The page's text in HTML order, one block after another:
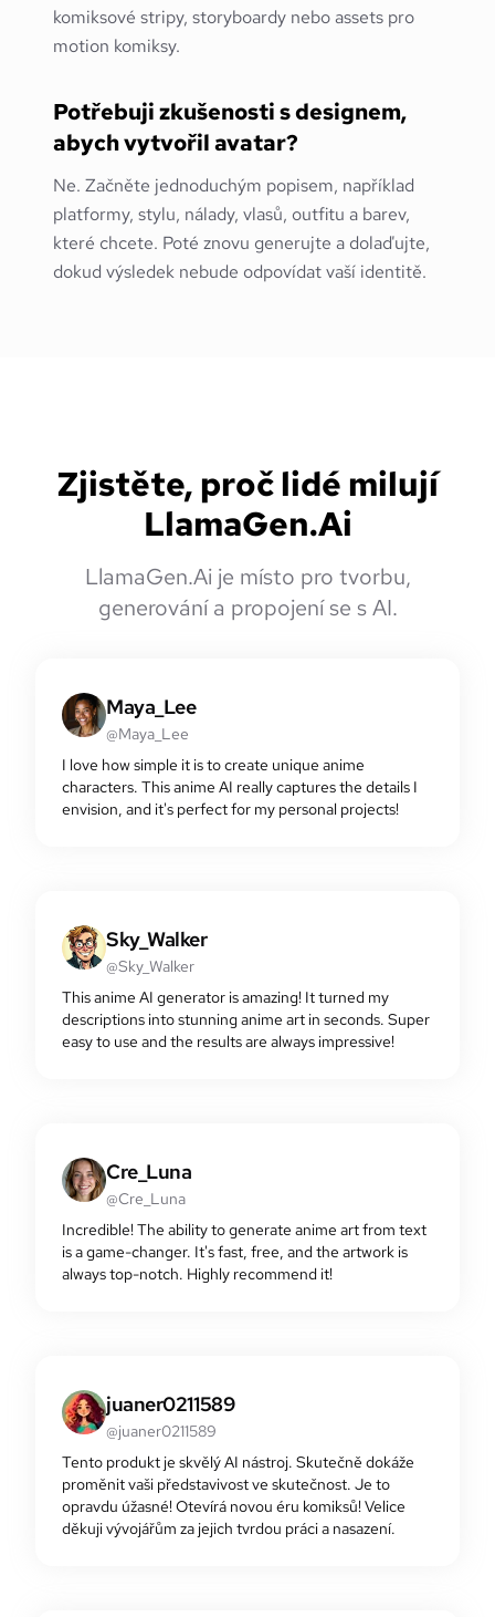
komiksové stripy, storyboardy nebo assets pro
motion komiksy.
Potřebuji zkušenosti s designem,
abych vytvořil avatar?
Ne. Začněte jednoduchým popisem, například
platformy, stylu, nálady, vlasů, outfitu a barev,
které chcete. Poté znovu generujte a dolaďujte,
dokud výsledek nebude odpovídat vaší identitě.
Zjistěte, proč lidé milují
LlamaGen.Ai
LlamaGen.Ai je místo pro tvorbu,
generování a propojení se s AI.
Maya_Lee
@Maya_Lee
I love how simple it is to create unique anime
characters. This anime AI really captures the details I
envision, and it's perfect for my personal projects!
Sky_Walker
@Sky_Walker
This anime AI generator is amazing! It turned my
descriptions into stunning anime art in seconds. Super
easy to use and the results are always impressive!
Cre_Luna
@Cre_Luna
Incredible! The ability to generate anime art from text
is a game-changer. It's fast, free, and the artwork is
always top-notch. Highly recommend it!
juaner0211589
@juaner0211589
Tento produkt je skvělý AI nástroj. Skutečně dokáže
proměnit vaši představivost ve skutečnost. Je to
opravdu úžasné! Otevírá novou éru komiksů! Velice
děkuji vývojářům za jejich tvrdou práci a nasazení.